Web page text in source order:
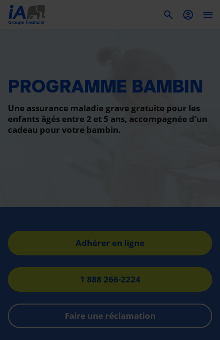
PROGRAMME BAMBIN
Une assurance maladie grave gratuite pour les
enfants âgés entre 2 et 5 ans, accompagnée d’un
cadeau pour votre bambin.
Adhérer en ligne
1 888 266-2224
Faire une réclamation